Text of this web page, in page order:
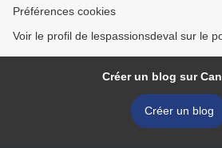
Préférences cookies
Voir le profil de lespassionsdeval sur le
Créer un blog sur
Créer un blog